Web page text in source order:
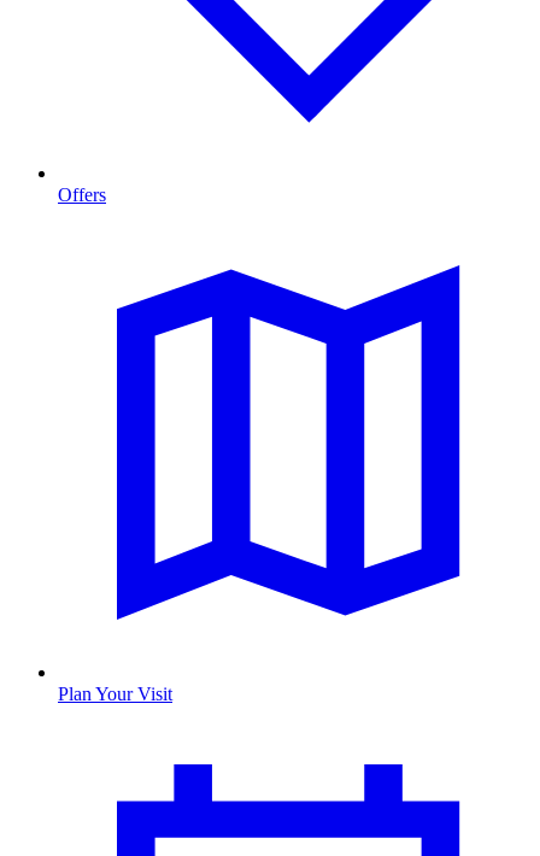
Offers
Plan Your Visit